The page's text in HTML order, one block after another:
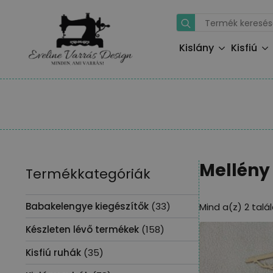
Search
for:
Kislány Kisfiú
Termékkategóriák
Babakelengye kiegészítők (33)
Készleten lévő termékek (158)
Kisfiú ruhák (35)
Mellény
Mind a(z) 2